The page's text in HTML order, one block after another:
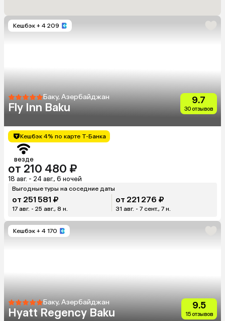
Кешбэк + 4 209
Баку, Азербайджан
Fly Inn Baku
9.7
30 отзывов
Кешбэк 4% по карте Т-Банка
везде
от 210 480 ₽
18 авг. - 24 авг., 6 ночей
Выгодные туры на соседние даты
от 251 581 ₽
17 авг. - 25 авг., 8 н.
от 221 276 ₽
31 авг. - 7 сент., 7 н.
Кешбэк + 4 170
Баку, Азербайджан
Hyatt Regency Baku
9.5
15 отзывов